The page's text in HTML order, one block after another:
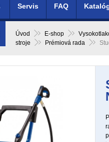
Úvod E-shop
stroje
Prémiová rada
Servis FAQ